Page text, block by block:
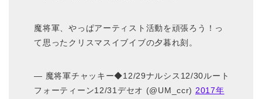
魔将軍、やっぱアーティスト活動を頑張ろう！っ
て思ったクリスマスイブイブの夕暮れ刻。
— 魔将軍チャッキー◆12/29ナルシス12/30ルート
フォーティーン12/31デセオ (@UM_ccr) 2017年